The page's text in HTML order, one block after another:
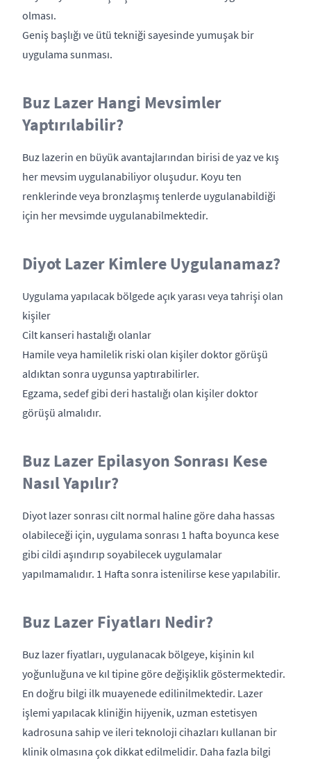
olması.
Geniş başlığı ve ütü tekniği sayesinde yumuşak bir
uygulama sunması.
Buz Lazer Hangi Mevsimler
Yaptırılabilir?
Buz lazerin en büyük avantajlarından birisi de yaz ve kış
her mevsim uygulanabiliyor oluşudur. Koyu ten
renklerinde veya bronzlaşmış tenlerde uygulanabildiği
için her mevsimde uygulanabilmektedir.
Diyot Lazer Kimlere Uygulanamaz?
Uygulama yapılacak bölgede açık yarası veya tahrişi olan
kişiler
Cilt kanseri hastalığı olanlar
Hamile veya hamilelik riski olan kişiler doktor görüşü
aldıktan sonra uygunsa yaptırabilirler.
Egzama, sedef gibi deri hastalığı olan kişiler doktor
görüşü almalıdır.
Buz Lazer Epilasyon Sonrası Kese
Nasıl Yapılır?
Diyot lazer sonrası cilt normal haline göre daha hassas
olabileceği için, uygulama sonrası 1 hafta boyunca kese
gibi cildi aşındırıp soyabilecek uygulamalar
yapılmamalıdır. 1 Hafta sonra istenilirse kese yapılabilir.
Buz Lazer Fiyatları Nedir?
Buz lazer fiyatları, uygulanacak bölgeye, kişinin kıl
yoğunluğuna ve kıl tipine göre değişiklik göstermektedir.
En doğru bilgi ilk muayenede edilinilmektedir. Lazer
işlemi yapılacak kliniğin hijyenik, uzman estetisyen
kadrosuna sahip ve ileri teknoloji cihazları kullanan bir
klinik olmasına çok dikkat edilmelidir. Daha fazla bilgi